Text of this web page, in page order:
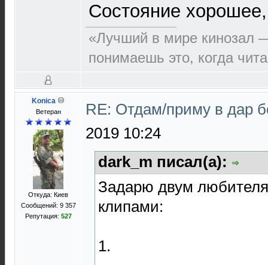
Состояние
«Лучший в мире кинозал
понимаешь это, когда
Konica
Ветеран
Откуда: Киев
Сообщений: 9 357
Репутация: 527
RE: Отдам/приму в дар
2019 10:24
dark_m писал(а):
Задарю двум
клипами:
1.